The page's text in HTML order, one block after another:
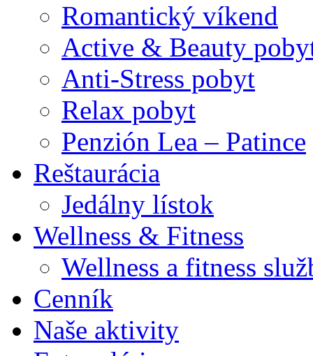
Romantický víkend
Active & Beauty
Anti-Stress pobyt
Relax pobyt
Penzión Lea – Patince
Reštaurácia
Jedálny lístok
Wellness & Fitness
Wellness a fitness
Cenník
Naše aktivity